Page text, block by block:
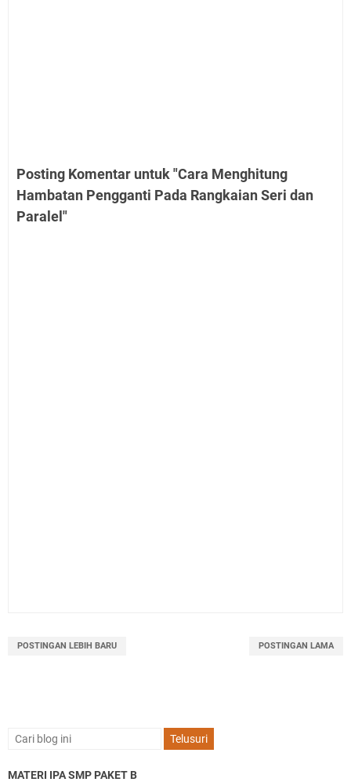
Posting Komentar untuk "Cara Menghitung
Hambatan Pengganti Pada Rangkaian Seri dan
Paralel"
POSTINGAN LEBIH BARU POSTINGAN LAMA
MATERI IPA SMP PAKET B